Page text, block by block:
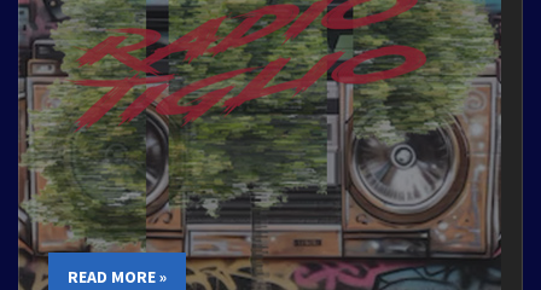
READ MORE »